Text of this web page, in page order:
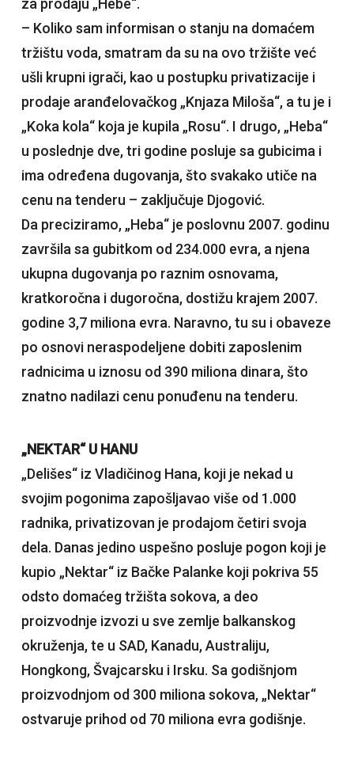
za prodaju „Hebe“.
– Koliko sam informisan o stanju na domaćem
tržištu voda, smatram da su na ovo tržište već
ušli krupni igrači, kao u postupku privatizacije i
prodaje aranđelovačkog „Knjaza Miloša“, a tu je i
„Koka kola“ koja je kupila „Rosu“. I drugo, „Heba“
u poslednje dve, tri godine posluje sa gubicima i
ima određena dugovanja, što svakako utiče na
cenu na tenderu – zaključuje Djogović.
Da preciziramo, „Heba“ je poslovnu 2007. godinu
završila sa gubitkom od 234.000 evra, a njena
ukupna dugovanja po raznim osnovama,
kratkoročna i dugoročna, dostižu krajem 2007.
godine 3,7 miliona evra. Naravno, tu su i obaveze
po osnovi neraspodeljene dobiti zaposlenim
radnicima u iznosu od 390 miliona dinara, što
znatno nadilazi cenu ponuđenu na tenderu.
„NEKTAR“ U HANU
„Delišes“ iz Vladičinog Hana, koji je nekad u
svojim pogonima zapošljavao više od 1.000
radnika, privatizovan je prodajom četiri svoja
dela. Danas jedino uspešno posluje pogon koji je
kupio „Nektar“ iz Bačke Palanke koji pokriva 55
odsto domaćeg tržišta sokova, a deo
proizvodnje izvozi u sve zemlje balkanskog
okruženja, te u SAD, Kanadu, Australiju,
Hongkong, Švajcarsku i Irsku. Sa godišnjom
proizvodnjom od 300 miliona sokova, „Nektar“
ostvaruje prihod od 70 miliona evra godišnje.